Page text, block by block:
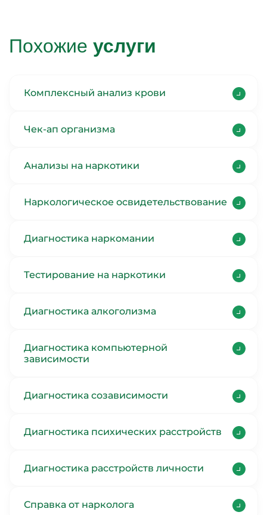
Похожие услуги
Комплексный анализ крови
Чек-ап организма
Анализы на наркотики
Наркологическое освидетельствование
Диагностика наркомании
Тестирование на наркотики
Диагностика алкоголизма
Диагностика компьютерной
зависимости
Диагностика созависимости
Диагностика психических расстройств
Диагностика расстройств личности
Справка от нарколога